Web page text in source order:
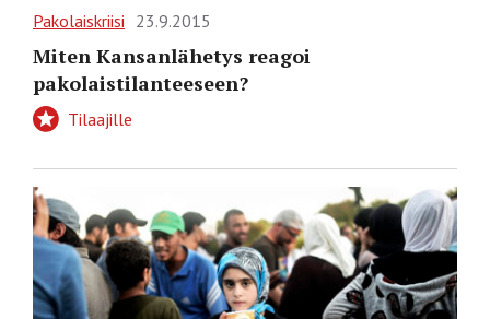
Pakolaiskriisi 23.9.2015
Miten Kansanlähetys reagoi
pakolaistilanteeseen?
Tilaajille